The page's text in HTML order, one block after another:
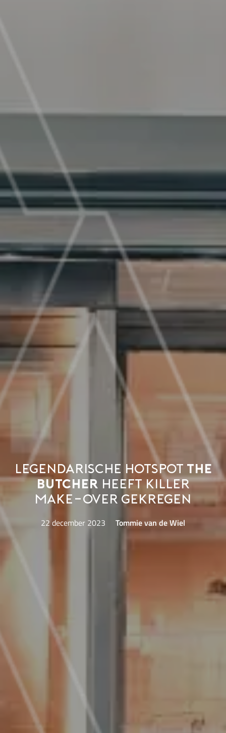
Legendarische hotspot THE
BUTCHER heeft killer
make-over gekregen
22 december 2023 Tommie van de Wiel